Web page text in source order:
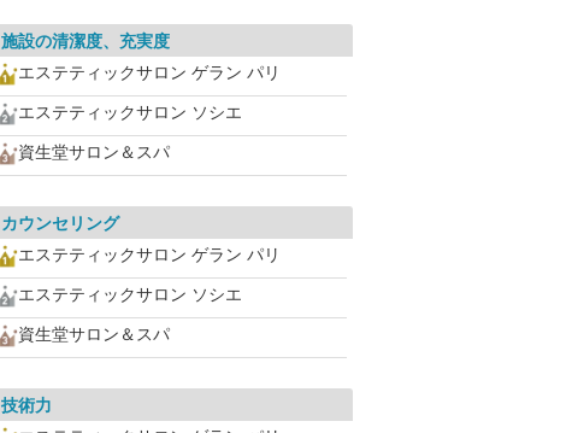
施設の清潔度、充実度
エステティックサロン ゲラン パリ
エステティックサロン ソシエ
資生堂サロン＆スパ
カウンセリング
エステティックサロン ゲラン パリ
エステティックサロン ソシエ
資生堂サロン＆スパ
技術力